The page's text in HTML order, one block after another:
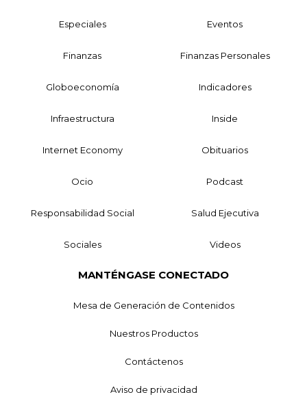
Especiales Eventos
Finanzas Finanzas Personales
Globoeconomía Indicadores
Infraestructura Inside
Internet Economy Obituarios
Ocio Podcast
Responsabilidad Social Salud Ejecutiva
Sociales Videos
MANTÉNGASE CONECTADO
Mesa de Generación de Contenidos
Nuestros Productos
Contáctenos
Aviso de privacidad